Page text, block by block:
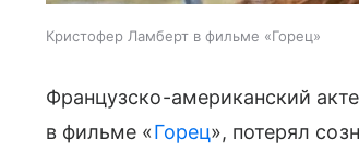
Кристофер Ламберт в фильме «Горец»
Французско-американский
в фильме «Горец», потерял